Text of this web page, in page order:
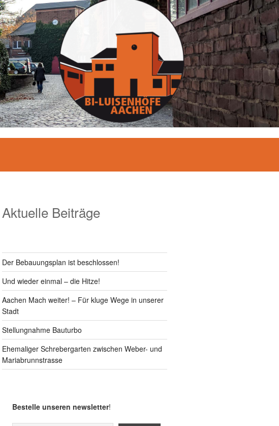
Aktuelle Beiträge
Der Bebauungsplan ist beschlossen!
Und wieder einmal – die Hitze!
Aachen Mach weiter! – Für kluge Wege in unserer
Stadt
Stellungnahme Bauturbo
Ehemaliger Schrebergarten zwischen Weber- und
Mariabrunnstrasse
Bestelle unseren newsletter!